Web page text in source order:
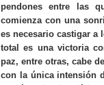
pendones entre las
comienza con una
es necesario castigar a
total es una victoria
paz, entre otras, cabe
con la única intensión